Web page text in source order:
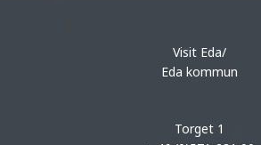
Visit Eda/
Eda kommun
Torget 1